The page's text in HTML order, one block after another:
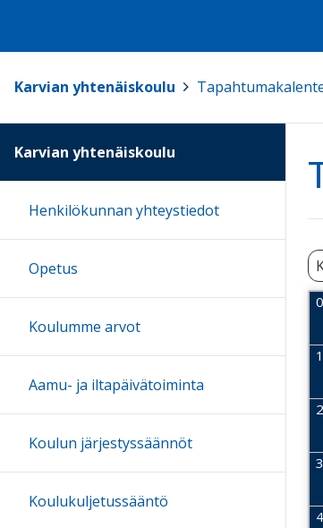
Karvian yhtenäiskoulu
Karvian yhtenäiskoulu
Henkilökunnan yhteystiedot
Opetus
Koulumme arvot
Aamu- ja iltapäivätoiminta
Koulun järjestyssäännöt
Koulukuljetussääntö